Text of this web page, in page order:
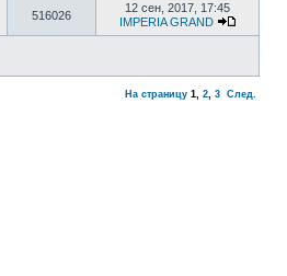
516026
12 сен, 2017, 17:45
IMPERIA GRAND
На страницу 1, 2, 3 След.